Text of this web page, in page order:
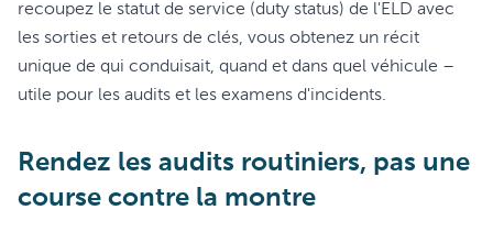
recoupez le statut de service (duty status) de l'ELD avec
les sorties et retours de clés, vous obtenez un récit
unique de qui conduisait, quand et dans quel véhicule –
utile pour les audits et les examens d'incidents.
Rendez les audits routiniers, pas une
course contre la montre